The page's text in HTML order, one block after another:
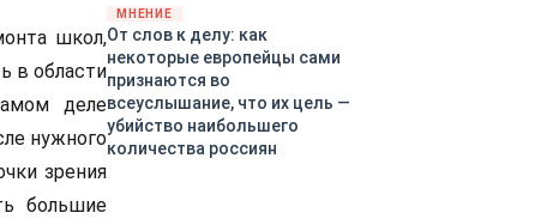
школ,
в области
деле
нужного
зрения
большие
МНЕНИЕ
От слов к делу: как
некоторые европейцы сами
признаются во
всеуслышание, что их цель —
убийство наибольшего
количества россиян